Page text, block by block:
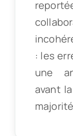
: les
une
avant